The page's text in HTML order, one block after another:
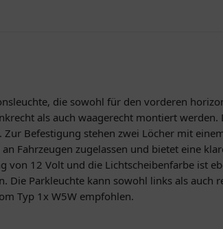
die sowohl für den vorderen
als auch waagerecht montiert werden.
Befestigung stehen zwei Löcher mit
Fahrzeugen zugelassen und bietet eine
von 12 Volt und die Lichtscheibenfarbe ist
Die Parkleuchte kann sowohl links als auch
Typ 1x W5W empfohlen.